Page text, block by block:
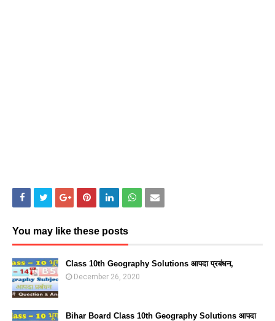
You may like these posts
Class 10th Geography Solutions आपदा प्रबंधन,
December 26, 2020
Bihar Board Class 10th Geography Solutions आपदा